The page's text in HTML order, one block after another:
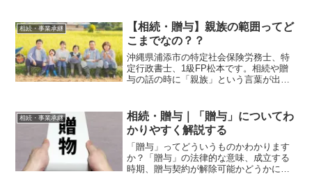
相続・事業承継
【相続・贈与】親族の範囲ってど
こまでなの？？
沖縄県浦添市の特定社会保険労務士、特
定行政書士、1級FP松本です。相続や贈
与の話の時に「親族」という言葉が出て
です。
相続・事業承継
相続・贈与｜「贈与」についてわ
かりやすく解説する
「贈与」ってどういうものかわかります
か？「贈与」の法律的な意味、成立する
時期、贈与契約が解除可能かどうかにつ